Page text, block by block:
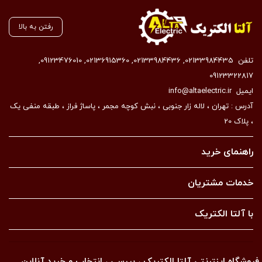
رفتن به بالا
تلفن 02133984435
,
02133984436
,
02136915360
,
09123476010
,
09123322817
ایمیلinfo@altaelectric.ir
آدرس : تهران ، لاله زار جنوبی ، نبش کوچه مجمر ، پاساژ فراز ، طبقه منفی یک
، پلاک 20
راهنمای خرید
خدمات مشتریان
با آلتا الکتریک